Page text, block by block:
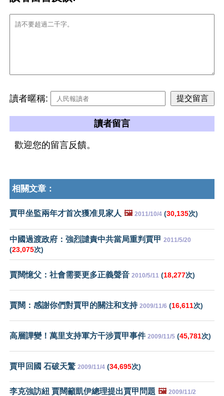
讀者暱稱:
讀者留言
歡迎您的留言反饋。
相關文章：
賈甲坐監兩年才首次獲准見家人 🖼️ 2011/10/4 (30,135次)
中國過渡政府：強烈譴責中共當局重判賈甲 2011/5/20
(23,075次)
賈闊憶父：社會需要更多正義聲音 2010/5/11 (18,277次)
賈闊：感謝你們對賈甲的關注和支持 2009/11/6 (16,611次)
高層譁變！萬里支持軍方干涉賈甲事件 2009/11/5 (45,781次)
賈甲回國 石破天驚 2009/11/4 (34,695次)
李克強訪紐 賈闊籲凱伊總理提出賈甲問題 🖼️ 2009/11/2